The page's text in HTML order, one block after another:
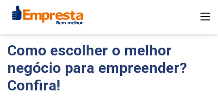
Como escolher o melhor
negócio para empreender?
Confira!